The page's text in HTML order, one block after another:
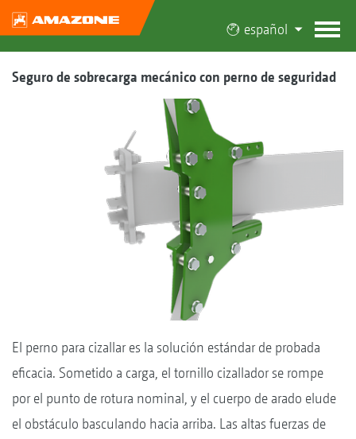
español
Seguro de sobrecarga mecánico con perno de seguridad
El perno para cizallar es la solución estándar de probada
eficacia. Sometido a carga, el tornillo cizallador se rompe
por el punto de rotura nominal, y el cuerpo de arado elude
el obstáculo basculando hacia arriba. Las altas fuerzas de